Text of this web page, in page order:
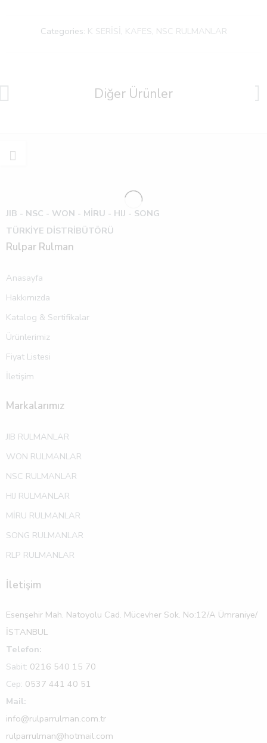
Categories: K SERİSİ , KAFES, NSC RULMANLAR
Diğer Ürünler
JIB - NSC - WON - MİRU - HIJ - SONG
TÜRKİYE DİSTRİBÜTÖRÜ
Rulpar Rulman
Anasayfa
Hakkımızda
Katalog & Sertifikalar
Ürünlerimiz
Fiyat Listesi
İletişim
Markalarımız
JIB RULMANLAR
WON RULMANLAR
NSC RULMANLAR
HIJ RULMANLAR
MİRU RULMANLAR
SONG RULMANLAR
RLP RULMANLAR
İletişim
Esenşehir Mah. Natoyolu Cad. Mücevher Sok. No:12/A Ümraniye/
İSTANBUL
Telefon:
Sabit: 0216 540 15 70
Cep: 0537 441 40 51
Mail:
info@rulparrulman.com.tr
rulparrulman@hotmail.com